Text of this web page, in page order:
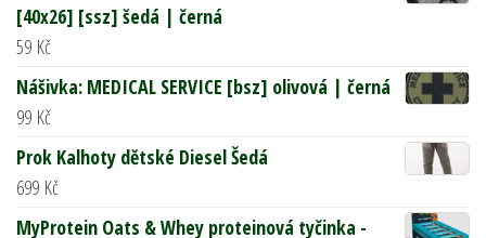
[40x26] [ssz] šedá | černá
59 Kč
Nášivka: MEDICAL SERVICE [bsz] olivová | černá
99 Kč
Prok Kalhoty dětské Diesel Šedá
699 Kč
MyProtein Oats & Whey proteinová tyčinka -